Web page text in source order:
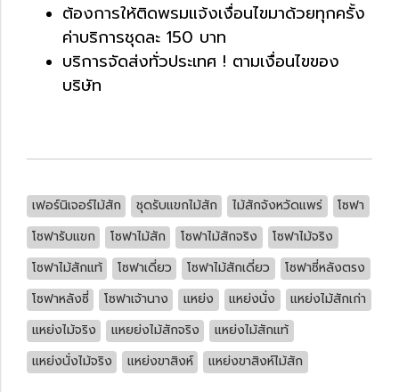
ต้องการให้ติดพรมแจ้งเงื่อนไขมาด้วยทุกครั้ง
ค่าบริการชุดละ 150 บาท
บริการจัดส่งทั่วประเทศ ! ตามเงื่อนไขของ
บริษัท
เฟอร์นิเจอร์ไม้สัก ชุดรับแขกไม้สัก ไม้สักจังหวัดแพร่
โซฟา
โซฟารับแขก
โซฟาไม้สัก โซฟาไม้สักจริง
โซฟาไม้จริง
โซฟาไม้สักแท้
โซฟาเดี่ยว โซฟาไม้สักเดี่ยว
โซฟาซี่หลังตรง
โซฟาหลังซี่
โซฟาเจ้านาง แหย่ง แหย่งนั่ง
แหย่งไม้สักเก่า
แหย่งไม้จริง
แหยย่งไม้สักจริง
แหย่งไม้สักแท้
แหย่งนั่งไม้จริง
แหย่งขาสิงห์ แหย่งขาสิงห์ไม้สัก